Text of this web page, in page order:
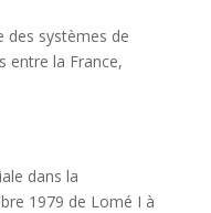
des systèmes de
entre la France,
dans la
1979 de Lomé I à